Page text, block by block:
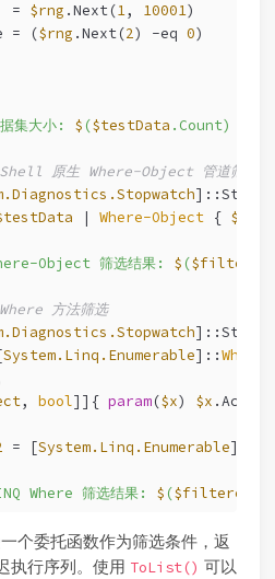
=
$rng .Next(1, 10001)
= (
$rng .Next(2) -eq 0)
集大小: $ ($testData .Count) 条记
原生 Where-Object 管道筛选
| Where-Object { $_
Object 筛选结果: $ (
方法筛选
System.Linq.Enumerable]::Where
, bool]]{ param($x) $x
= [System.Linq.Enumerable
Where 筛选结果: $ (
个委托函数作为筛选条件，返
执行序列。使用 ToList() 可以